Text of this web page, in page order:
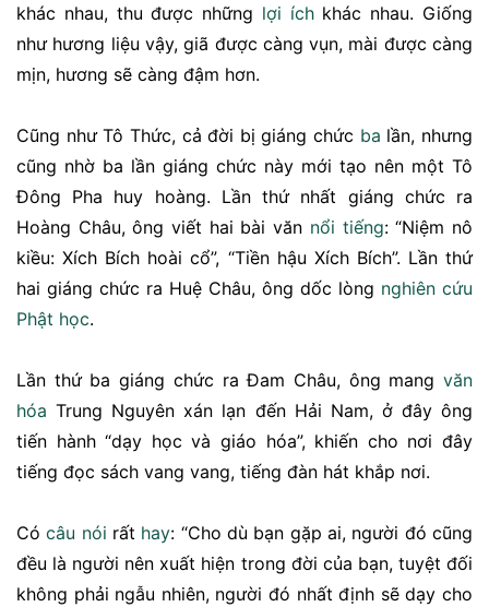
khác nhau, thu được những lợi íchkhác nhau. Giống
như hương liệu vậy, giã được càng vụn, mài được càng
mịn, hương sẽ càng đậm hơn.
Cũng như Tô Thức, cả đời bị giáng chức ba lần, nhưng
cũng nhờ ba lần giáng chức này mới tạo nên một Tô
Đông Pha huy hoàng. Lần thứ nhất giáng chức ra
Hoàng Châu, ông viết hai bài văn nổi tiếng: “Niệm nô
kiều: Xích Bích hoài cổ”, “Tiền hậu Xích Bích”. Lần thứ
hai giáng chức ra Huệ Châu, ông dốc lòng nghiên cứu
Phật học.
Lần thứ ba giáng chức ra Đam Châu, ông mang văn
hóa Trung Nguyên xán lạn đến Hải Nam, ở đây ông
tiến hành “dạy học và giáo hóa”, khiến cho nơi đây
tiếng đọc sách vang vang, tiếng đàn hát khắp nơi.
Cócâu nói rất hay: “Cho dù bạn gặp ai, người đó cũng
đều là người nên xuất hiện trong đời của bạn, tuyệt đối
không phải ngẫu nhiên, người đó nhất định sẽ dạy cho